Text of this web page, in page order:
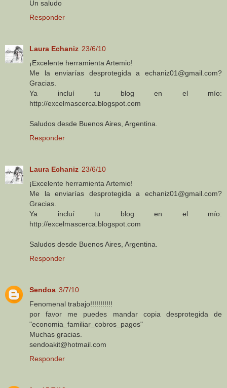
Un saludo
Responder
Laura Echaniz 23/6/10
¡Excelente herramienta Artemio!
Me la enviarías desprotegida a echaniz01@gmail.com?
Gracias.
Ya incluí tu blog en el mío:
http://excelmascerca.blogspot.com
Saludos desde Buenos Aires, Argentina.
Responder
Laura Echaniz 23/6/10
¡Excelente herramienta Artemio!
Me la enviarías desprotegida a echaniz01@gmail.com?
Gracias.
Ya incluí tu blog en el mío:
http://excelmascerca.blogspot.com
Saludos desde Buenos Aires, Argentina.
Responder
Sendoa 3/7/10
Fenomenal trabajo!!!!!!!!!!!
por favor me puedes mandar copia desprotegida de
"economia_familiar_cobros_pagos"
Muchas gracias.
sendoakit@hotmail.com
Responder